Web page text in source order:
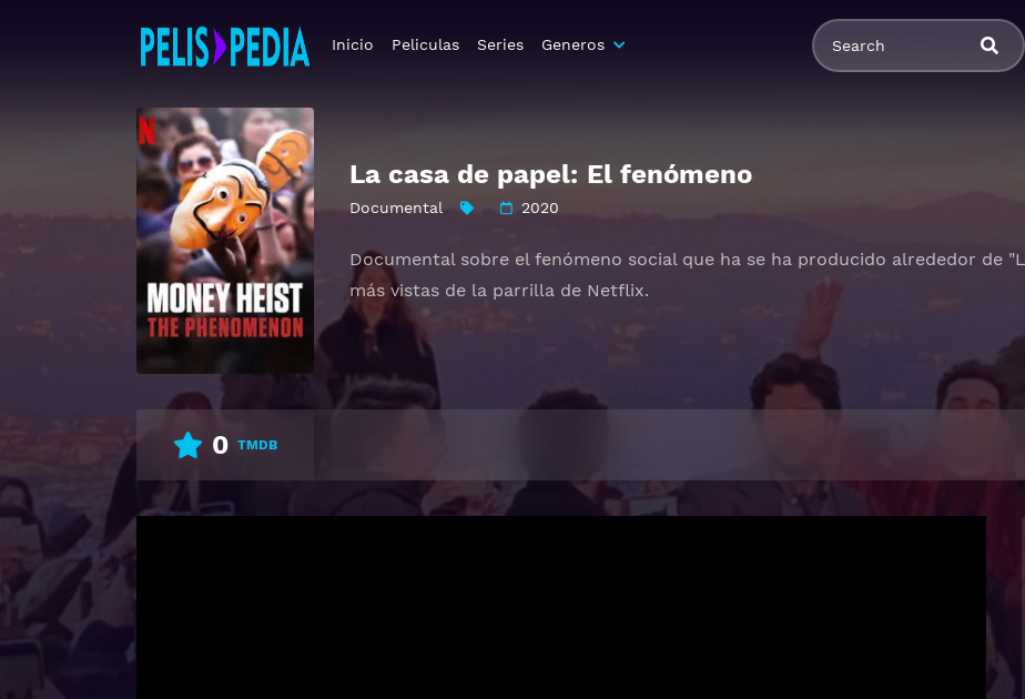
Inicio Peliculas Series Generos
La casa de papel: El fenómeno
Documental 2020
Documental sobre el fenómeno social que ha se ha producido alrededor de
más vistas de la parrilla de Netflix.
0 TMDB